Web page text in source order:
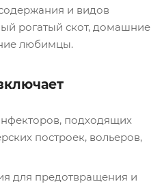
и видов
рогатый скот, домашние
любимцы.
подходящих
построек, вольеров,
для предотвращения и